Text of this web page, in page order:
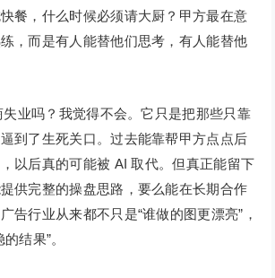
餐，什么时候必须请大厨？甲方最在意
，而是有人能替他们思考，有人能替他
业吗？我觉得不会。它只是把那些只靠
到了生死关口。过去能靠帮甲方点点后
以后真的可能被 AI 取代。但真正能留下
供完整的操盘思路，要么能在长期合作
告行业从来都不只是“谁做的图更漂亮”，
结果”。